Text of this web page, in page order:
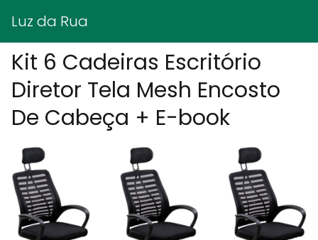
Luz da Rua
Kit 6 Cadeiras Escritório
Diretor Tela Mesh Encosto
De Cabeça + E-book